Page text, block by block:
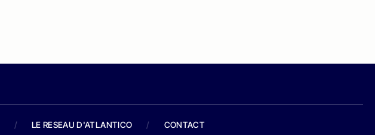
/ LE RESEAU D'ATLANTICO / CONTACT